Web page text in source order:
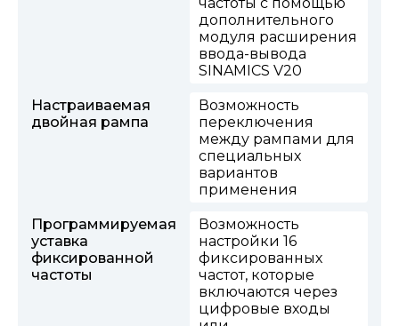
дополнительного
модуля расширения
ввода-вывода
SINAMICS V20
Настраиваемая
двойная рампа
Возможность
переключения
между рампами для
специальных
вариантов
применения
Программируемая
уставка
фиксированной
частоты
Возможность
настройки 16
фиксированных
частот, которые
включаются через
цифровые входы